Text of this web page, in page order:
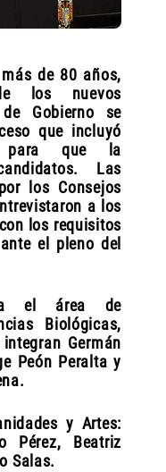
de 80 años,
los nuevos
Gobierno se
que incluyó
para que la
Las
los Consejos
a los
los requisitos
el pleno del
el área de
Biológicas,
Germán
Peón Peralta y
y Artes:
Pérez, Beatriz
Salas.